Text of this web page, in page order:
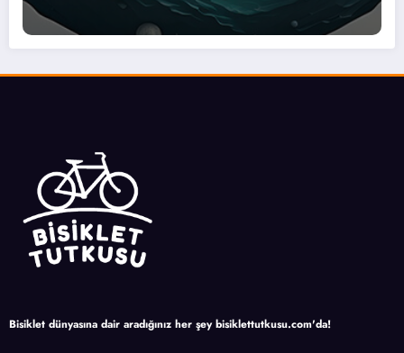
Bisiklet dünyasına dair aradığınız her şey bisiklettutkusu.com'da!